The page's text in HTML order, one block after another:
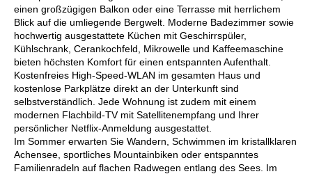
einen großzügigen Balkon oder eine Terrasse mit herrlichem
Blick auf die umliegende Bergwelt. Moderne Badezimmer sowie
hochwertig ausgestattete Küchen mit Geschirrspüler,
Kühlschrank, Cerankochfeld, Mikrowelle und Kaffeemaschine
bieten höchsten Komfort für einen entspannten Aufenthalt.
Kostenfreies High-Speed-WLAN im gesamten Haus und
kostenlose Parkplätze direkt an der Unterkunft sind
selbstverständlich. Jede Wohnung ist zudem mit einem
modernen Flachbild-TV mit Satellitenempfang und Ihrer
persönlicher Netflix-Anmeldung ausgestattet.
Im Sommer erwarten Sie Wandern, Schwimmen im kristallklaren
Achensee, sportliches Mountainbiken oder entspanntes
Familienradeln auf flachen Radwegen entlang des Sees. Im